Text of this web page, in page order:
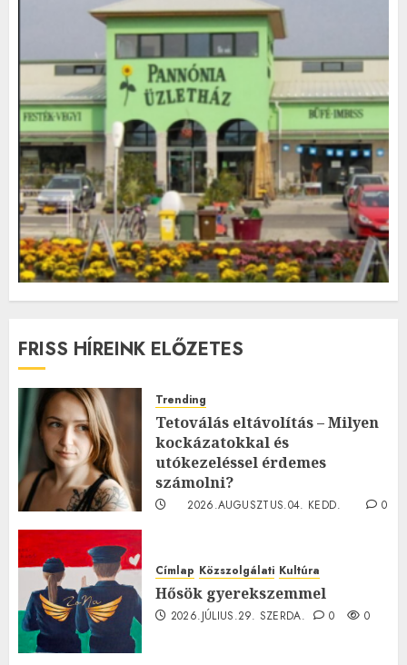
FRISS HÍREINK ELŐZETES
Trending
Tetoválás eltávolítás – Milyen
kockázatokkal és
utókezeléssel érdemes
számolni?
2026.AUGUSZTUS.04. KEDD.
0
Címlap Közszolgálati Kultúra
Hősök gyerekszemmel
2026.JÚLIUS.29. SZERDA. 0 0